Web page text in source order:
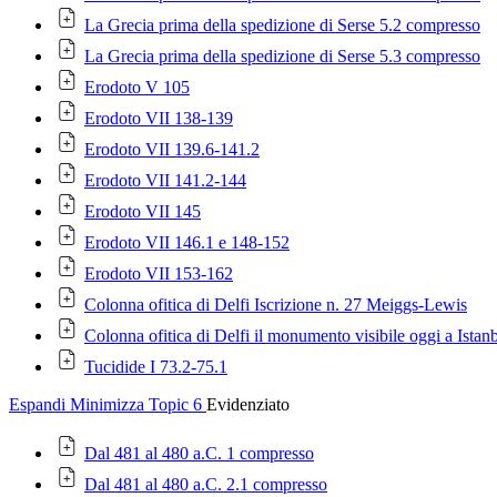
La Grecia prima della spedizione di Serse 5.2 compresso
La Grecia prima della spedizione di Serse 5.3 compresso
Erodoto V 105
Erodoto VII 138-139
Erodoto VII 139.6-141.2
Erodoto VII 141.2-144
Erodoto VII 145
Erodoto VII 146.1 e 148-152
Erodoto VII 153-162
Colonna ofitica di Delfi Iscrizione n. 27 Meiggs-Lewis
Colonna ofitica di Delfi il monumento visibile oggi a
Tucidide I 73.2-75.1
Espandi Minimizza Topic 6 Evidenziato
Dal 481 al 480 a.C. 1 compresso
Dal 481 al 480 a.C. 2.1 compresso